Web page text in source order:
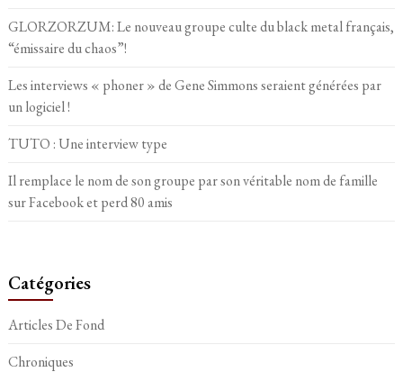
GLORZORZUM: Le nouveau groupe culte du black metal français,
“émissaire du chaos”!
Les interviews « phoner » de Gene Simmons seraient générées par
un logiciel !
TUTO : Une interview type
Il remplace le nom de son groupe par son véritable nom de famille
sur Facebook et perd 80 amis
Catégories
Articles De Fond
Chroniques